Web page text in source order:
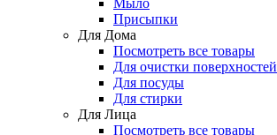
Мыло
Присыпки
Для Дома
Посмотреть все товары
Для очистки поверхностей
Для посуды
Для стирки
Для Лица
Посмотреть все товары